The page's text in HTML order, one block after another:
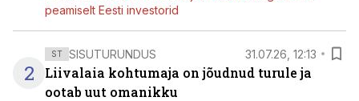
peamiselt Eesti investorid
2
ST SISUTURUNDUS 31.07.26, 12:13
Liivalaia kohtumaja on jõudnud turule ja
ootab uut omanikku